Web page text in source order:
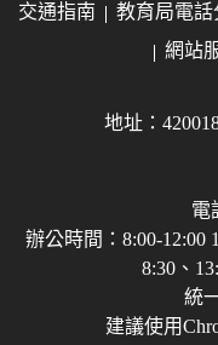
交通指南 教育局電話
網站
地址：
電
辦公時間：8:00-12:00
8:30、
統
建議使用